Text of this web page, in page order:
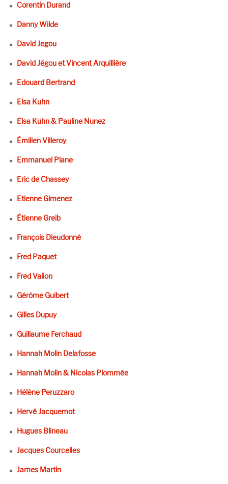
Corentin Durand
Danny Wilde
David Jegou
David Jégou et Vincent Arquillière
Edouard Bertrand
Elsa Kuhn
Elsa Kuhn & Pauline Nunez
Émilien Villeroy
Emmanuel Plane
Eric de Chassey
Etienne Gimenez
Étienne Greib
François Dieudonné
Fred Paquet
Fred Valion
Gérôme Guibert
Gilles Dupuy
Guillaume Ferchaud
Hannah Molin Delafosse
Hannah Molin & Nicolas Plommée
Hélène Peruzzaro
Hervé Jacquemot
Hugues Blineau
Jacques Courcelles
James Martin